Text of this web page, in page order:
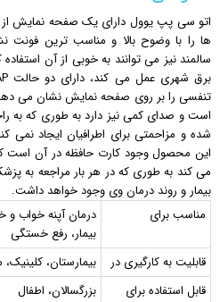
ها را با وضوح بالا و مناسب ترین فونت
سالمند نیز می توانند به خوبی از آن استفاده
تنفسی را بر روی صفحه نمایش نشان می
است و صدای کمی نیز دارد به طوری که به
شده و مزاحمتی برای اطرافیان ایجاد نمی
این محصول وجود کارت حافظه در آن است که
می کند به طوری که در هر بار مراجعه به
بیمار و روند درمان وی وجود خواهد داشت.
مناسب برای
درمان آپنه خواب و
بیمار، رفع خستگی
قابلیت به کارگیری در
بیمارستان،
قابل استفاده برای
بزرگسالان، اطفال